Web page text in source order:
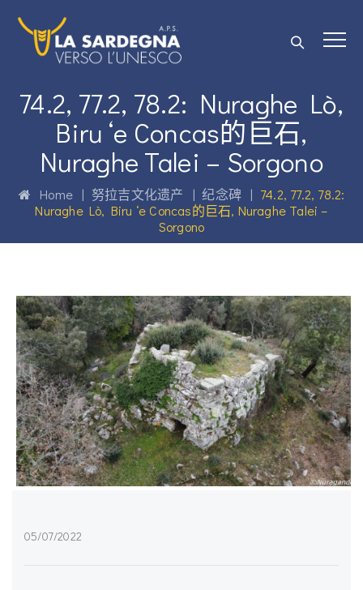
74.2, 77.2, 78.2: Nuraghe Lò,
Biru ‘e Concas的巨石,
Nuraghe Talei – Sorgono
Home| 努拉吉文化遗产 |纪念碑 | 74.2, 77.2, 78.2:
Nuraghe Lò, Biru ‘e Concas的巨石, Nuraghe Talei –
Sorgono
05/07/2022